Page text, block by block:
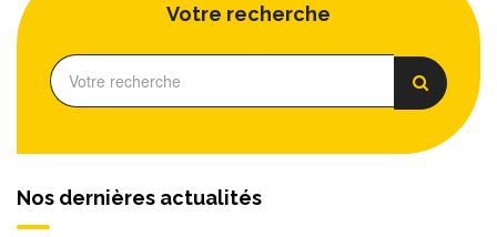
Votre recherche
Nos dernières actualités